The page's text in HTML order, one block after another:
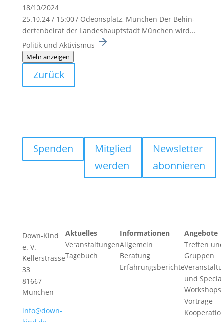
18/10/2024
25.10.24 / 15:00 / Odeons­platz, München Der Behin­
der­ten­beirat der Landes­haupt­stadt München wird...
Politik und Aktivismus
Mehr anzeigen
Zurück
Spenden
Mitglied
werden
Newsletter
abonnieren
Down-Kind
e. V.
Kellerstrasse
33
81667
München
info@down-
Aktuelles
Veranstaltungen
Tagebuch
Informationen
Allgemein
Beratung
Erfahrungsberichte
Angebote
Treffen
Gruppen
und
Vorträge